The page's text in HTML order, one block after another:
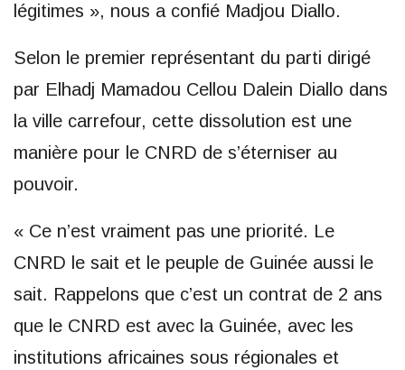
légitimes », nous a confié Madjou Diallo.
Selon le premier représentant du parti dirigé
par Elhadj Mamadou Cellou Dalein Diallo dans
la ville carrefour, cette dissolution est une
manière pour le CNRD de s’éterniser au
pouvoir.
« Ce n’est vraiment pas une priorité. Le
CNRD le sait et le peuple de Guinée aussi le
sait. Rappelons que c’est un contrat de 2 ans
que le CNRD est avec la Guinée, avec les
institutions africaines sous régionales et